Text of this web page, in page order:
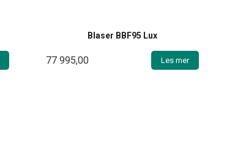
Blaser BBF95 Lux
77 995,00 Les mer